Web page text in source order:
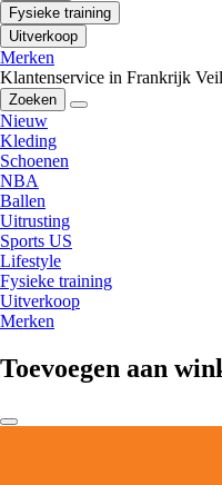
Fysieke training
Uitverkoop
Merken
Klantenservice in Frankrijk
Zoeken
Nieuw
Kleding
Schoenen
NBA
Ballen
Uitrusting
Sports US
Lifestyle
Fysieke training
Uitverkoop
Merken
Toevoegen aan